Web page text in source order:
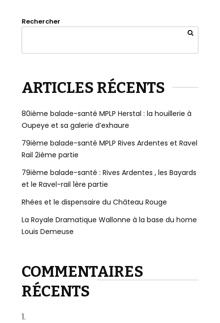
Rechercher
ARTICLES RÉCENTS
80ième balade-santé MPLP Herstal : la houillerie à
Oupeye et sa galerie d’exhaure
79ième balade-santé MPLP Rives Ardentes et Ravel
Rail 2ième partie
79ième balade-santé : Rives Ardentes , les Bayards
et le Ravel-rail 1ère partie
Rhées et le dispensaire du Château Rouge
La Royale Dramatique Wallonne à la base du home
Louis Demeuse
COMMENTAIRES
RÉCENTS